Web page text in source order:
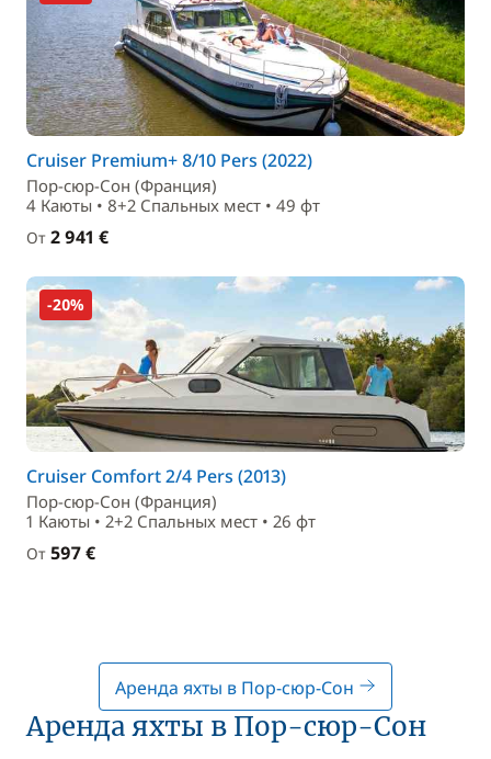
Cruiser Premium+ 8/10 Pers (2022)
Пор-сюр-Сон (Франция)
4 Каюты • 8+2 Спальныx мест • 49 фт
От 2 941 €
-20%
Cruiser Comfort 2/4 Pers (2013)
Пор-сюр-Сон (Франция)
1 Каюты • 2+2 Спальныx мест • 26 фт
От 597 €
Аренда яхты в Пор-сюр-Сон
Аренда яхты в Пор-сюр-Сон